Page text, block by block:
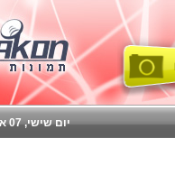
יום שישי, 07 אוגוסט 2026 |